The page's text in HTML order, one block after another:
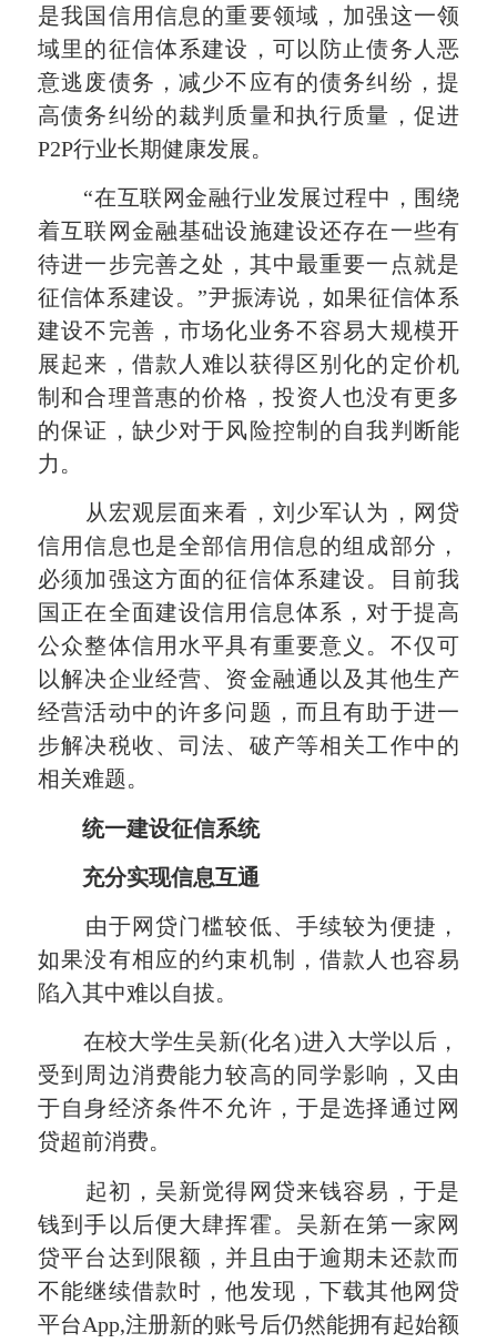
是我国信用信息的重要领域，加强这一领
域里的征信体系建设，可以防止债务人恶
意逃废债务，减少不应有的债务纠纷，提
高债务纠纷的裁判质量和执行质量，促进
P2P行业长期健康发展。
“在互联网金融行业发展过程中，围绕
着互联网金融基础设施建设还存在一些有
待进一步完善之处，其中最重要一点就是
征信体系建设。”尹振涛说，如果征信体系
建设不完善，市场化业务不容易大规模开
展起来，借款人难以获得区别化的定价机
制和合理普惠的价格，投资人也没有更多
的保证，缺少对于风险控制的自我判断能
力。
从宏观层面来看，刘少军认为，网贷
信用信息也是全部信用信息的组成部分，
必须加强这方面的征信体系建设。目前我
国正在全面建设信用信息体系，对于提高
公众整体信用水平具有重要意义。不仅可
以解决企业经营、资金融通以及其他生产
经营活动中的许多问题，而且有助于进一
步解决税收、司法、破产等相关工作中的
相关难题。
统一建设征信系统
充分实现信息互通
由于网贷门槛较低、手续较为便捷，
如果没有相应的约束机制，借款人也容易
陷入其中难以自拔。
在校大学生吴新(化名)进入大学以后，
受到周边消费能力较高的同学影响，又由
于自身经济条件不允许，于是选择通过网
贷超前消费。
起初，吴新觉得网贷来钱容易，于是
钱到手以后便大肆挥霍。吴新在第一家网
贷平台达到限额，并且由于逾期未还款而
不能继续借款时，他发现，下载其他网贷
平台App,注册新的账号后仍然能拥有起始额